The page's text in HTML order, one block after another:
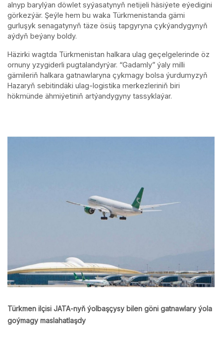
alnyp barylýan döwlet syýasatynyň netijeli häsiýete eýedigini
görkezýär. Şeýle hem bu waka Türkmenistanda gämi
gurluşyk senagatynyň täze ösüş tapgyryna çykýandygynyň
aýdyň beýany boldy.
Häzirki wagtda Türkmenistan halkara ulag geçelgelerinde öz
ornuny yzygiderli pugtalandyrýar. “Gadamly” ýaly milli
gämileriň halkara gatnawlaryna çykmagy bolsa ýurdumyzyň
Hazaryň sebitindäki ulag-logistika merkezleriniň biri
hökmünde ähmiýetiniň artýandygyny tassyklaýar.
Türkmen ilçisi JATA-nyň ýolbaşçysy bilen göni gatnawlary ýola
goýmagy maslahatlaşdy